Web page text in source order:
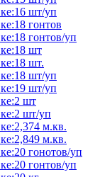
шт/уп
гонтов
гонтов/уп
шт
шт.
шт/уп
шт/уп
шт
шт/уп
м.кв.
м.кв.
гонотов/уп
гонтов/уп